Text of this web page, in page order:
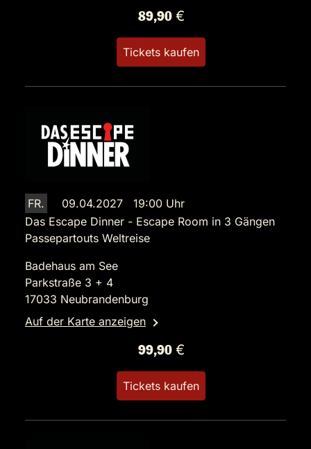
89,90 €
Tickets kaufen
FR.
09.04.2027 19:00 Uhr
Das Escape Dinner - Escape Room in 3 Gängen
Passepartouts Weltreise
Badehaus am See
Parkstraße 3 + 4
17033 Neubrandenburg
Auf der Karte anzeigen
99,90 €
Tickets kaufen